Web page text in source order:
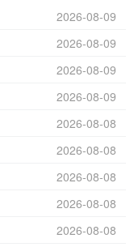
2026-08-09
2026-08-09
2026-08-09
2026-08-09
2026-08-08
2026-08-08
2026-08-08
2026-08-08
2026-08-08